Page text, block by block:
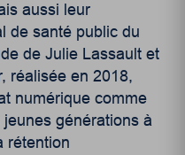
aussi leur
de santé public du
de Julie Lassault et
réalisée en 2018,
numérique comme
jeunes générations à
rétention